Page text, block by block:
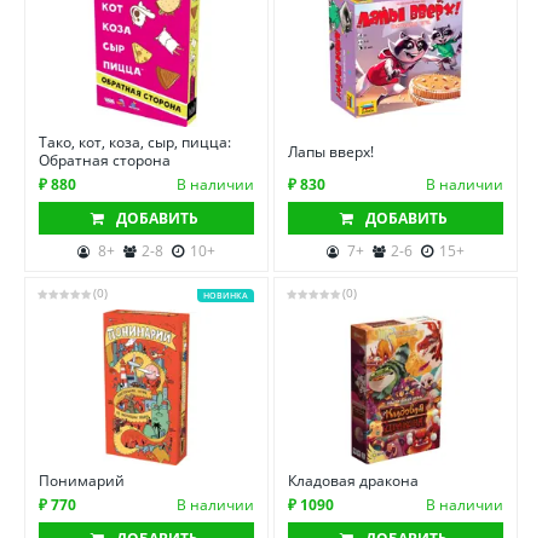
Тако, кот, коза, сыр, пицца:
Обратная сторона
₽ 880
В наличии
ДОБАВИТЬ
8+
2-8 10+
Лапы вверх!
₽ 830
В наличии
ДОБАВИТЬ
7+
2-6 15+
(0) НОВИНКА
Понимарий
₽ 770
В наличии
(0)
Кладовая дракона
₽ 1090
В наличии